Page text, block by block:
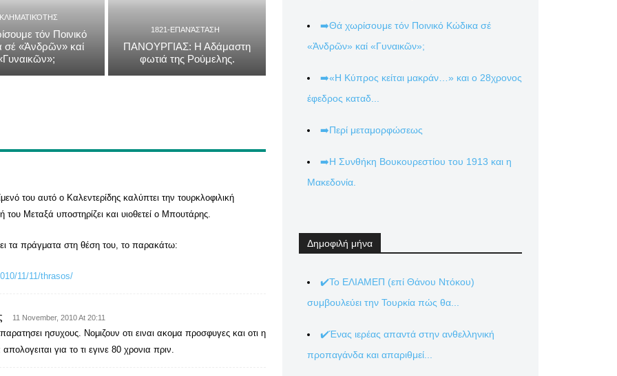
τόν Ποινικό
σέ «Ἀνδρῶν» καί
1821-ΕΠΑΝΆΣΤΑΣΗ
ΠΑΝΟΥΡΓΙΑΣ: Η Αδάμαστη
φωτιά της Ρούμελης.
του αυτό ο Καλεντερίδης καλύπτει την τουρκλοφιλική
Μεταξά υποστηρίζει και υιοθετεί ο Μπουτάρης.
τα πράγματα στη θέση του, το παρακάτω:
11/11/thrasos/
11 November, 2010 At 20:11
ησυχους. Νομιζουν οτι ειναι ακομα προσφυγες και οτι η
για το τι εγινε 80 χρονια πριν.
➡️Θά χωρίσουμε τόν Ποινικό Κώδικα σέ
«Ἀνδρῶν» καί «Γυναικῶν»;
➡️«Η Κύπρος κείται μακράν…» και ο 28χρονος
έφεδρος καταδ...
➡️Περί μεταμορφώσεως
➡️Η Συνθήκη Βουκουρεστίου του 1913 και η
Μακεδονία.
Δημοφιλή μήνα
✔️Το ΕΛΙΑΜΕΠ (επί Θάνου Ντόκου)
συμβουλεύει την Τουρκία πώς θα...
✔️Ένας ιερέας απαντά στην ανθελληνική
προπαγάνδα και απαριθμεί...